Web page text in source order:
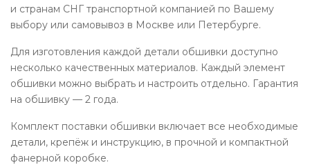
и странам СНГ транспортной компанией по Вашему
выбору или самовывоз в Москве или Петербурге.
Для изготовления каждой детали обшивки доступно
несколько качественных материалов. Каждый элемент
обшивки можно выбрать и настроить отдельно. Гарантия
на обшивку — 2 года.
Комплект поставки обшивки включает все необходимые
детали, крепёж и инструкцию, в прочной и компактной
фанерной коробке.